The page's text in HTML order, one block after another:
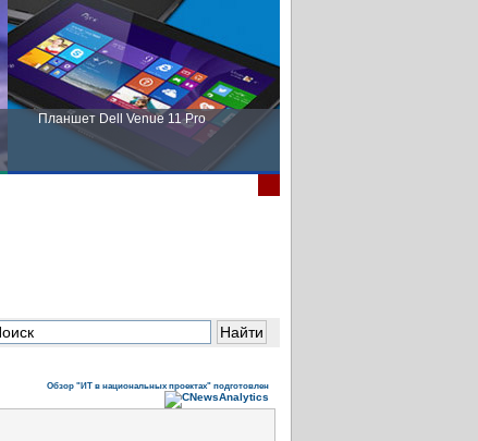
Планшет Dell Venue 11 Pro
Обзор "ИТ в национальных проектах" подготовлен